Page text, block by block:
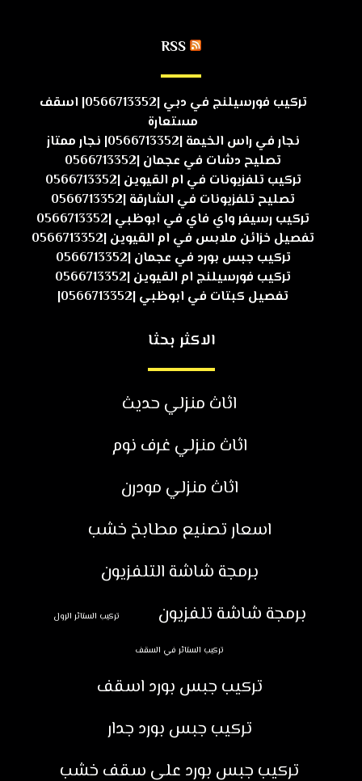
RSS
تركيب فورسيلنج في دبي |0566713352| اسقف
مستعارة
نجار في راس الخيمة |0566713352| نجار ممتاز
تصليح دشات في عجمان |0566713352
تركيب تلفزيونات في ام القيوين |0566713352
تصليح تلفزيونات في الشارقة |0566713352
تركيب رسيفر واي فاي في ابوظبي |0566713352
تفصيل خزائن ملابس في ام القيوين |0566713352
تركيب جبس بورد في عجمان |0566713352
تركيب فورسيلنج ام القيوين |0566713352
تفصيل كبتات في ابوظبي |0566713352|
الاكثر بحثا
اثاث منزلي حديث
اثاث منزلي غرف نوم
اثاث منزلي مودرن
اسعار تصنيع مطابخ خشب
برمجة شاشة التلفزيون
برمجة شاشة تلفزيون
تركيب الستائر الرول
تركيب الستائر في السقف
تركيب جبس بورد اسقف
تركيب جبس بورد جدار
تركيب جبس بورد على سقف خشب